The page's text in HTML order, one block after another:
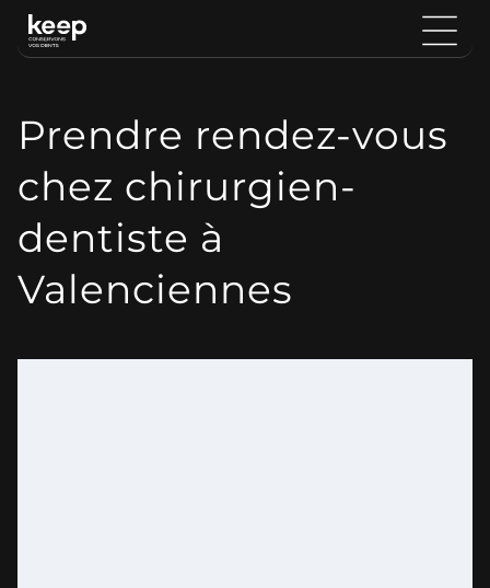
Prendre rendez-vous
chez chirurgien-
dentiste à
Valenciennes